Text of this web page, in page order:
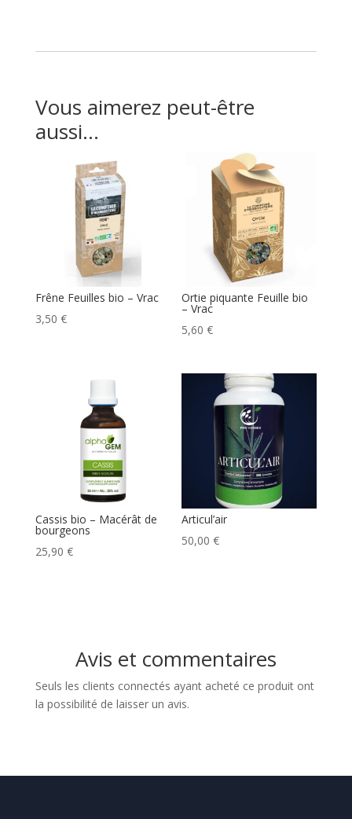
Vous aimerez peut-être
aussi…
Frêne Feuilles bio – Vrac
3,50 €
Ortie piquante Feuille bio
– Vrac
5,60€
Cassis bio – Macérât de
bourgeons
25,90 €
Articul’air
50,00€
Avis et commentaires
Seuls les clients connectés ayant acheté ce produit ont
la possibilité de laisser un avis.